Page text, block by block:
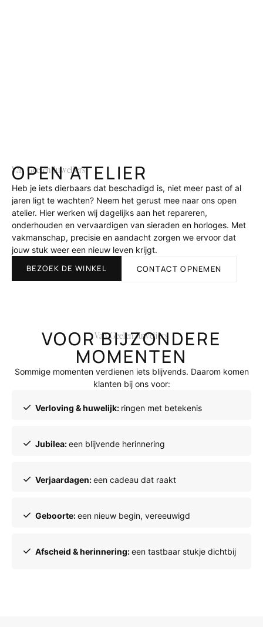
Van Geelen Juweliers
OPEN ATELIER
Heb je iets dierbaars dat beschadigd is, niet meer past of al
jaren ligt te wachten? Neem het gerust mee naar ons open
atelier. Hier werken wij dagelijks aan het repareren,
onderhouden en vervaardigen van sieraden en horloges. Met
vakmanschap, precisie en aandacht zorgen we ervoor dat
jouw stuk weer een nieuw leven krijgt.
BEZOEK DE WINKEL CONTACT OPNEMEN
Van Geelen Juweliers
VOOR BIJZONDERE
MOMENTEN
Sommige momenten verdienen iets blijvends. Daarom komen
klanten bij ons voor:
Verloving & huwelijk: ringen met betekenis
Jubilea:een blijvende herinnering
Verjaardagen:een cadeau dat raakt
Geboorte:een nieuw begin, vereeuwigd
Afscheid & herinnering:een tastbaar stukje dichtbij